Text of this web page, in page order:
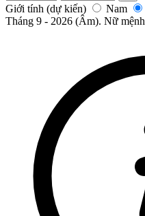
Giới tính (dự kiến) Nam
Tháng 9 - 2026 (Âm). Nữ mệnh